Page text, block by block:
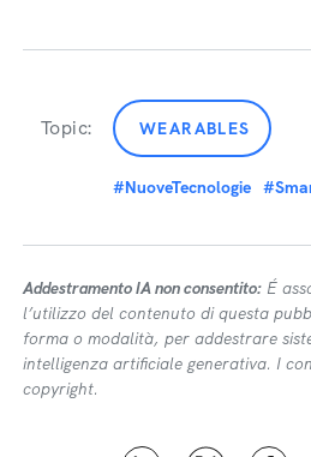
Topic: WEARABLES
#NuoveTecnologie
Addestramento IA non consentito: É
l’utilizzo del contenuto di questa
forma o modalità, per addestrare
intelligenza artificiale generativa. I
copyright.